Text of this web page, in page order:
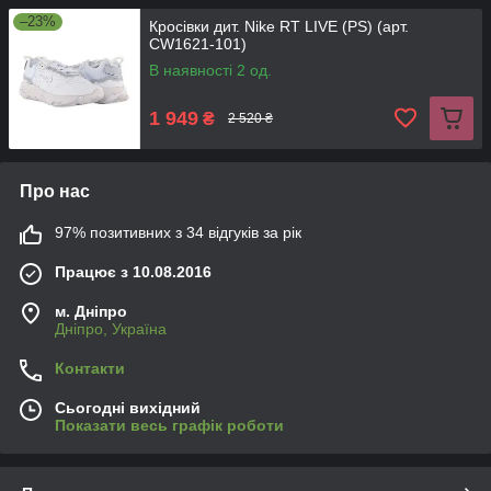
–23%
Кросівки дит. Nike RT LIVE (PS) (арт.
CW1621-101)
В наявності 2 од.
1 949 ₴ 2 520 ₴
Про нас
97% позитивних з 34 відгуків за рік
Працює з 10.08.2016
м. Дніпро
Дніпро, Україна
Контакти
Сьогодні вихідний
Показати весь графік роботи